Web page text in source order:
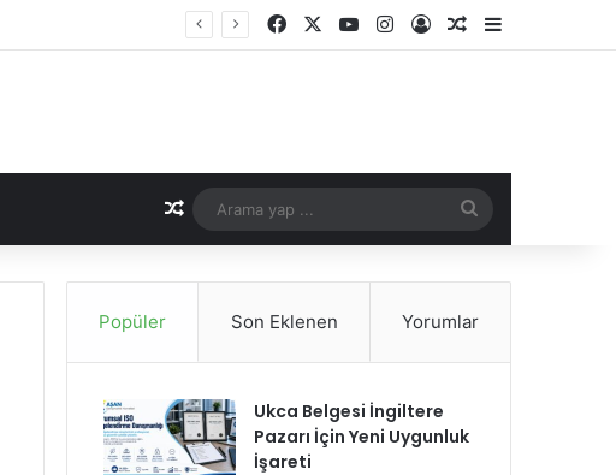
Facebook YouTubeInstagramKayıt OlRastgele Makale
Rastgele Makale
yap
Popüler Son Eklenen Yorumlar
Ukca Belgesi İngiltere
Pazarı İçin Yeni Uygunluk
İşareti